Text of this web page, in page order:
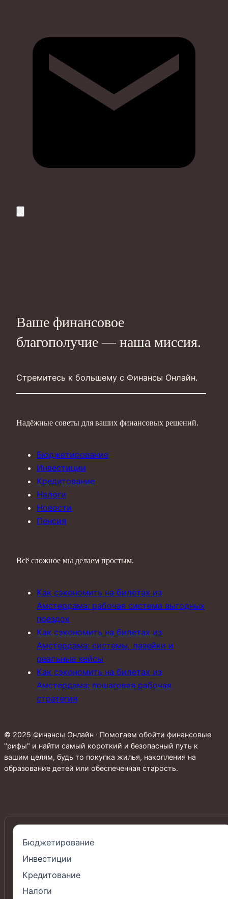
Ваше финансовое
благополучие — наша миссия.
Стремитесь к большему с Финансы Онлайн.
Надёжные советы для ваших финансовых решений.
Бюджетирование
Инвестиции
Кредитование
Налоги
Новости
Пенсия
Всё сложное мы делаем простым.
Как сэкономить на билетах из
Амстердама: рабочая система выгодных
поездок
Как сэкономить на билетах из
Амстердама: системы, лазейки и
реальные кейсы
Как сэкономить на билетах из
Амстердама: пошаговая рабочая
стратегия
© 2025 Финансы Онлайн · Помогаем обойти финансовые
"рифы" и найти самый короткий и безопасный путь к
вашим целям, будь то покупка жилья, накопления на
образование детей или обеспеченная старость.
Бюджетирование
Инвестиции
Кредитование
Налоги